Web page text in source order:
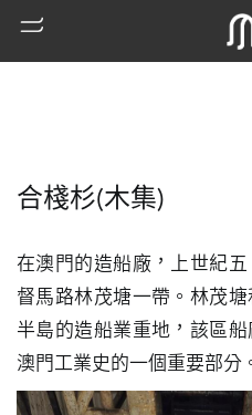
搜
合棧杉(木集)
在澳門的造船廠，上世紀
督馬路林茂塘一帶。林茂
半島的造船業重地，該區
澳門工業史的一個重要部分